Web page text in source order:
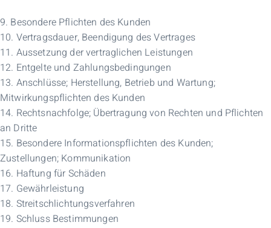
9. Besondere Pflichten des Kunden
10. Vertragsdauer, Beendigung des Vertrages
11. Aussetzung der vertraglichen Leistungen
12. Entgelte und Zahlungsbedingungen
13. Anschlüsse; Herstellung, Betrieb und Wartung;
Mitwirkungspflichten des Kunden
14. Rechtsnachfolge; Übertragung von Rechten und Pflichten
an Dritte
15. Besondere Informationspflichten des Kunden;
Zustellungen; Kommunikation
16. Haftung für Schäden
17. Gewährleistung
18. Streitschlichtungsverfahren
19. Schluss Bestimmungen